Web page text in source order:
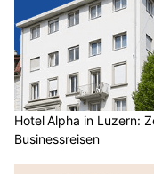
Hotel Alpha in Luzern:
Businessreisen